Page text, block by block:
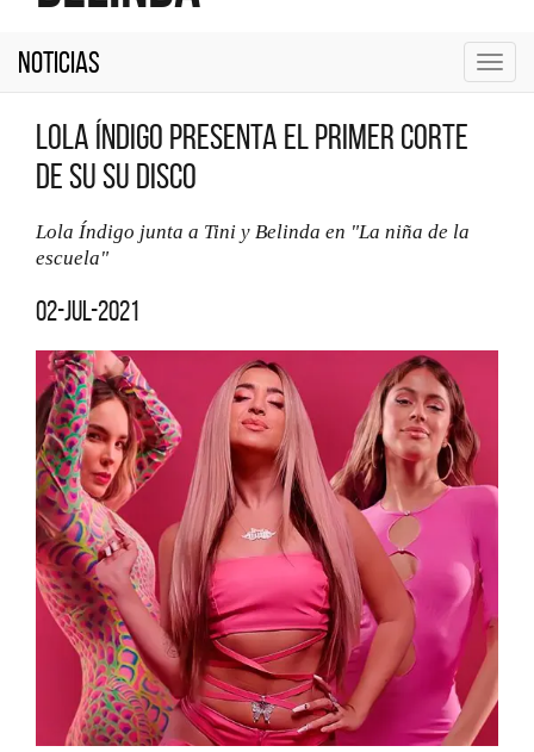
Noticias
Lola Índigo presenta el primer corte
de su su disco
Lola Índigo junta a Tini y Belinda en "La niña de la
escuela"
02-jul-2021